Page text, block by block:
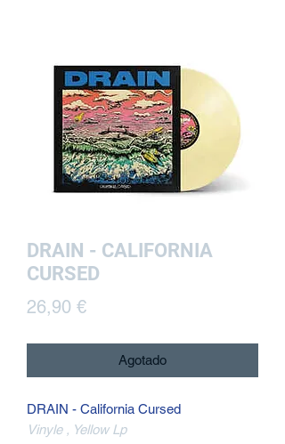
DRAIN - CALIFORNIA
CURSED
26,90 €Precio
Agotado
DRAIN - California Cursed
Vinyle , Yellow Lp